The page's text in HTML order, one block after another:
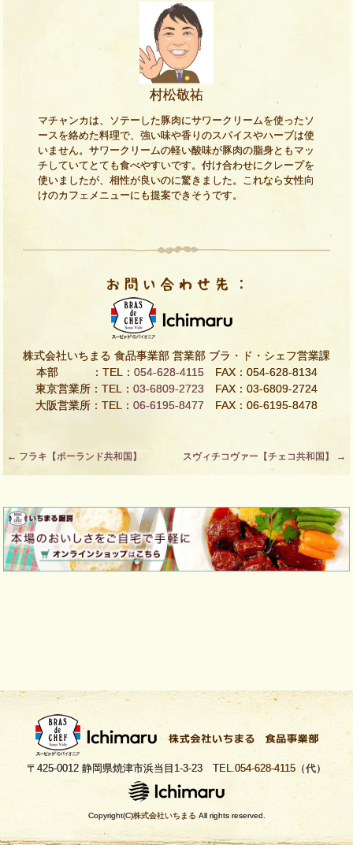
村松敬祐
マチャンカは、ソテーした豚肉にサワークリームを使ったソ
ースを絡めた料理で、強い味や香りのスパイスやハーブは使
いません。サワークリームの軽い酸味が豚肉の脂身ともマッ
チしていてとても食べやすいです。付け合わせにクレープを
使いましたが、相性が良いのに驚きました。これなら女性向
けのカフェメニューにも提案できそうです。
株式会社いちまる 食品事業部 営業部 ブラ・ド・シェフ営業課
本部 ：TEL： 054-628-4115FAX：054-628-8134
東京営業所：TEL： 03-6809-2723 FAX：03-6809-2724
大阪営業所：TEL： 06-6195-8477 FAX：06-6195-8478
Post
navigation
← フラキ【ポーランド共和国】 スヴィチコヴァー【チェコ共和国】 →
〒425-0012 静岡県焼津市浜当目1-3-23 TEL.054-628-4115 （代）
Copyright(C)株式会社いちまる All rights reserved.